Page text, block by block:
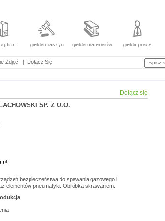
firm giełda maszyn giełda materiałów giełda pracy
Zdjęć | Dołącz Się
Dołącz się
SP. Z O.O.
bezpieczeństwa do spawania gazowego i
elementów pneumatyki. Obróbka skrawaniem.